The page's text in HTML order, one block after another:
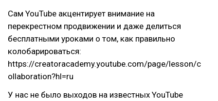
Сам YouTube акцентирует внимание на
перекрестном продвижении и даже делиться
бесплатными уроками о том, как правильно
колобарироваться:
https://creatoracademy.youtube.com/page/lesson/c
ollaboration?hl=ru
У нас не было выходов на известных YouTube